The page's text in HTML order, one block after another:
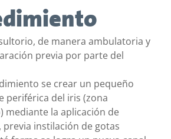
de manera ambulatoria y
previa por parte del
se crear un pequeño
periférica del iris (zona
mediante la aplicación de
, previa instilación de gotas